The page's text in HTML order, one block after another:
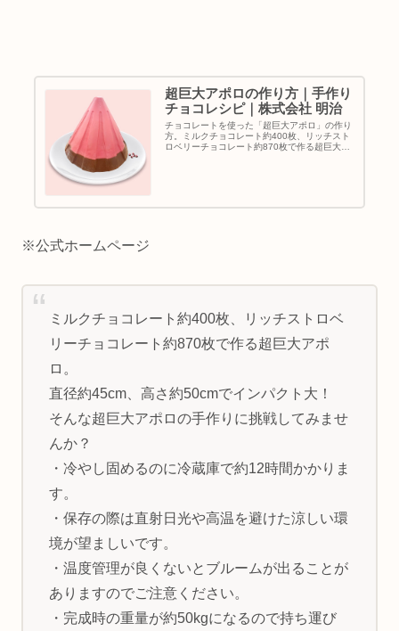
超巨大アポロの作り方｜手作り
チョコレシピ｜株式会社 明治
チョコレートを使った「超巨大アポロ」の作り
方。ミルクチョコレート約400枚、リッチスト
ロベリーチョコレート約870枚で作る超巨大ア
※公式ホームページ
ミルクチョコレート約400枚、リッチストロベ
リーチョコレート約870枚で作る超巨大アポ
ロ。
直径約45cm、高さ約50cmでインパクト大！
そんな超巨大アポロの手作りに挑戦してみませ
んか？
・冷やし固めるのに冷蔵庫で約12時間かかりま
す。
・保存の際は直射日光や高温を避けた涼しい環
境が望ましいです。
・温度管理が良くないとブルームが出ることが
ありますのでご注意ください。
・完成時の重量が約50kgになるので持ち運び